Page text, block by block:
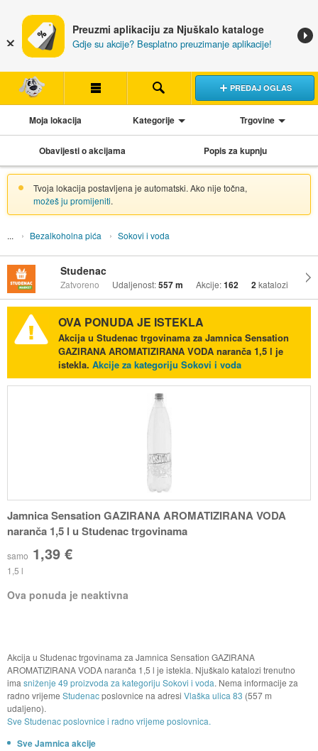
Preuzmi aplikaciju za Njuškalo kataloge
Gdje su akcije? Besplatno preuzimanje aplikacije!
PREDAJ OGLAS
Moja lokacija Kategorije Trgovine
Obavijesti o akcijama Popis za kupnju
Tvoja lokacija postavljena je automatski. Ako nije točna,
možeš ju promijeniti.
Bezalkoholna pića Sokovi i voda
Studenac
Zatvoreno Udaljenost:557 m Akcije:162 2katalozi
OVA PONUDA JE ISTEKLA
Akcija u Studenac trgovinama za Jamnica Sensation
GAZIRANA AROMATIZIRANA VODA naranča 1,5 l je
istekla. Akcije za kategoriju Sokovi i voda
Jamnica Sensation GAZIRANA AROMATIZIRANA VODA
naranča 1,5 l u Studenac trgovinama
samo 1,39 €
1,5 l
Ova ponuda je neaktivna
Akcija u Studenac trgovinama za Jamnica Sensation GAZIRANA
AROMATIZIRANA VODA naranča 1,5 l je istekla. Njuškalo katalozi trenutno
ima sniženje 49 proizvoda za kategoriju Sokovi i voda. Nema informacije za
radno vrijeme Studenacposlovnice na adresi Vlaška ulica 83 (557 m
udaljeno).
Sve Studenac poslovnice i radno vrijeme poslovnica.
Sve Jamnica akcije